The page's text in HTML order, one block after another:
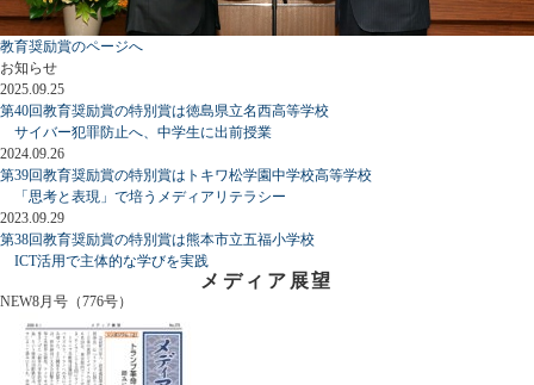
教育奨励賞のページへ
お知らせ
2025.09.25
第40回教育奨励賞の特別賞は徳島県立名西高等学校
サイバー犯罪防止へ、中学生に出前授業
2024.09.26
第39回教育奨励賞の特別賞はトキワ松学園中学校高等学校
「思考と表現」で培うメディアリテラシー
2023.09.29
第38回教育奨励賞の特別賞は熊本市立五福小学校
ICT活用で主体的な学びを実践
メディア展望
NEW8月号（776号）